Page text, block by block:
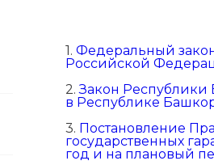
1. Федеральный
Российской
2.Закон Республики
в Республике
3. Постановление
государственных
год и на плановый